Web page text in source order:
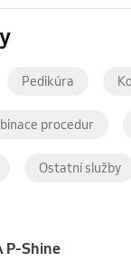
Pedikúra
procedur
Ostatní služby
P-Shine